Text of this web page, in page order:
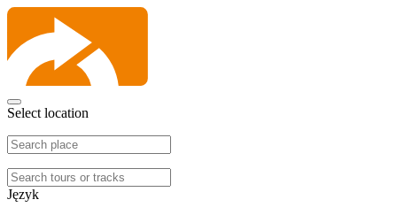
Select location
Język